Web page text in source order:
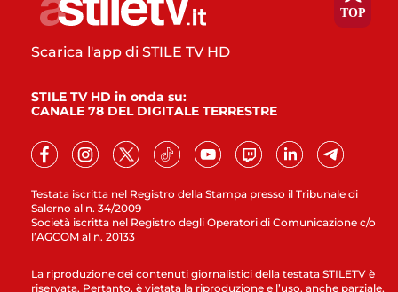
Testata iscritta nel Registro della Stampa presso il Tribunale di
Salerno al n. 34/2009
Società iscritta nel Registro degli Operatori di Comunicazione c/o
l’AGCOM al n. 20133
Scarica l'app di STILE TV HD
STILE TV HD in onda su:
CANALE 78 DEL DIGITALE TERRESTRE
La riproduzione dei contenuti giornalistici della testata STILETV è
riservata. Pertanto, è vietata la riproduzione e l’uso, anche parziale,